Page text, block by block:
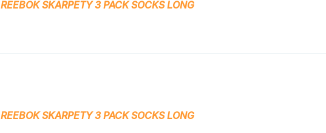
REEBOK SKARPETY 3 PACK SOCKS LONG
REEBOK SKARPETY 3 PACK SOCKS LONG